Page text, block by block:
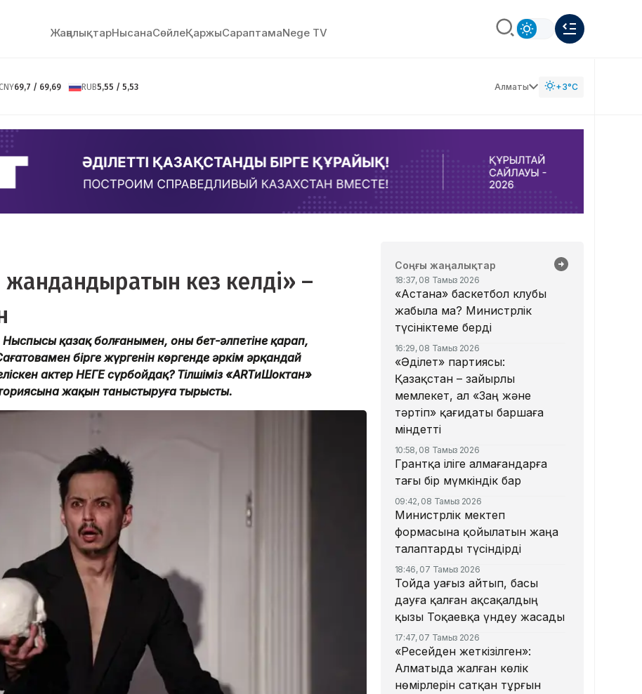
ЖаңалықтарНысанаСөйлeҚаржыСараптамаNege TV
69,7 / 69,69 RUB5,55 / 5,53 Алматы +3°C
жандандыратын кез келді» –
қазақ болғанымен, оның бет-әлпетіне қарап,
бірге жүргенін көргенде әркім әрқандай
актер НЕГЕ сүрбойдақ? Тілшіміз «ARTиШоктан»
жақын таныстыруға тырысты.
Соңғы жаңалықтар
18:37, 08 Тамыз 2026
«Астана» баскетбол клубы
жабыла ма? Министрлік
түсініктеме берді
16:29, 08 Тамыз 2026
«Әділет» партиясы:
Қазақстан – зайырлы
мемлекет, ал «Заң және
тәртіп» қағидаты баршаға
міндетті
10:58, 08 Тамыз 2026
Грантқа іліге алмағандарға
тағы бір мүмкіндік бар
09:42, 08 Тамыз 2026
Министрлік мектеп
формасына қойылатын жаңа
талаптарды түсіндірді
18:46, 07 Тамыз 2026
Тойда уағыз айтып, басы
дауға қалған ақсақалдың
қызы Тоқаевқа үндеу жасады
17:47, 07 Тамыз 2026
«Ресейден жеткізілген»:
Алматыда жалған көлік
нөмірлерін сатқан тұрғын